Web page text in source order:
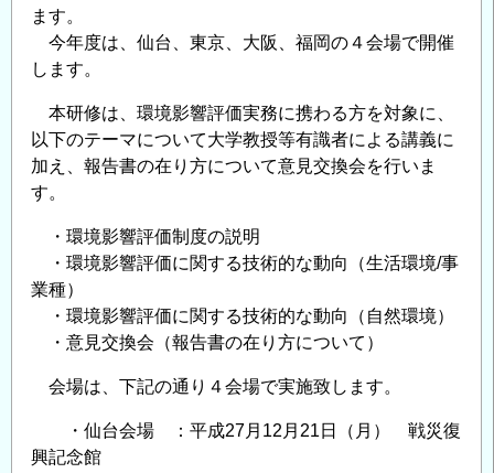
ます。
今年度は、仙台、東京、大阪、福岡の４会場で開催
します。
本研修は、環境影響評価実務に携わる方を対象に、
以下のテーマについて大学教授等有識者による講義に
加え、報告書の在り方について意見交換会を行いま
す。
・環境影響評価制度の説明
・環境影響評価に関する技術的な動向（生活環境/事
業種）
・環境影響評価に関する技術的な動向（自然環境）
・意見交換会（報告書の在り方について）
会場は、下記の通り４会場で実施致します。
・仙台会場 ：平成27月12月21日（月） 戦災復
興記念館